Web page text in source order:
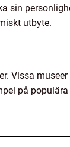
sin
utbyte.
Vissa
på